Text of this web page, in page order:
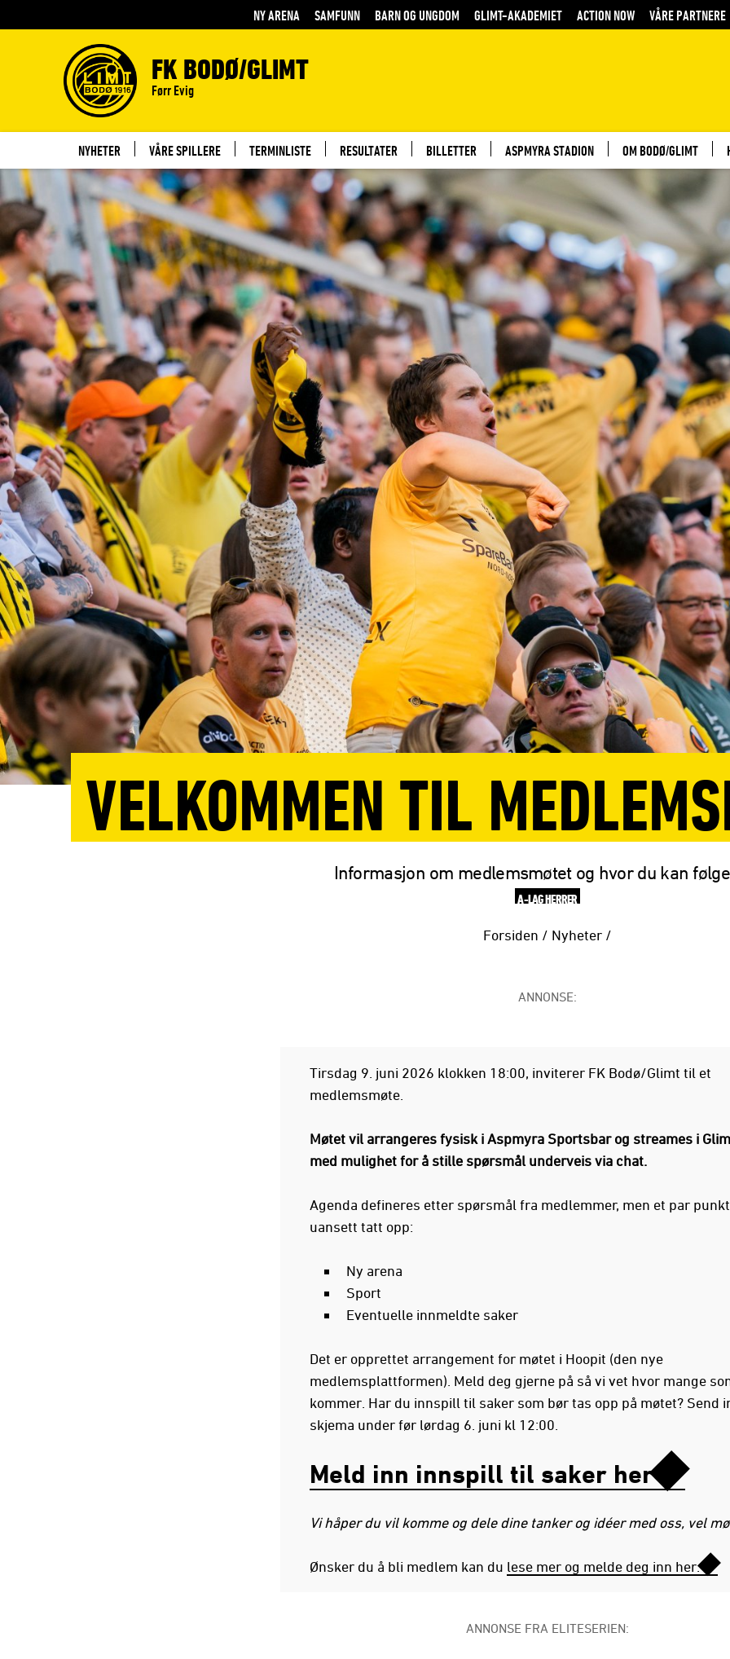
NY ARENA SAMFUNN BARN OG UNGDOM GLIMT-AKADEMIET ACTION NOW VÅRE PARTNERE
FK BODØ/GLIMT
Førr Evig
NYHETER VÅRE SPILLERE TERMINLISTE RESULTATER BILLETTER ASPMYRA STADION OM BODØ/GLIMT
VELKOMMEN TIL
Informasjon om medlemsmøtet og hvor du kan
A-LAG HERRER
Forsiden / Nyheter /
ANNONSE:
Tirsdag 9. juni 2026 klokken 18:00, inviterer FK Bodø/Glimt til et
medlemsmøte.
Møtet vil arrangeres fysisk i Aspmyra Sportsbar og streames i
med mulighet for å stille spørsmål underveis via chat.
Agenda defineres etter spørsmål fra medlemmer, men et par
uansett tatt opp:
Ny arena
Sport
Eventuelle innmeldte saker
Det er opprettet arrangement for møtet i Hoopit (den nye
medlemsplattformen). Meld deg gjerne på så vi vet hvor mange
kommer. Har du innspill til saker som bør tas opp på møtet? Send
skjema under før lørdag 6. juni kl 12:00.
Meld inn innspill til saker her
Vi håper du vil komme og dele dine tanker og idéer med oss, vel
Ønsker du å bli medlem kan du lese mer og melde deg inn her.
ANNONSE FRA ELITESERIEN: